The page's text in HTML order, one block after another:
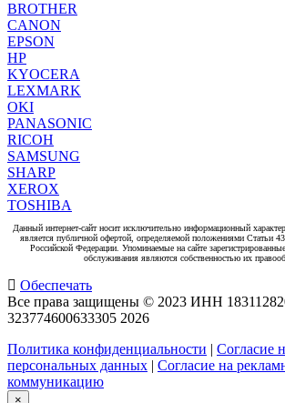
BROTHER
CANON
EPSON
HP
KYOCERA
LEXMARK
OKI
PANASONIC
RICOH
SAMSUNG
SHARP
XEROX
TOSHIBA
Данный интернет-сайт носит исключительно информационный
является публичной офертой, определяемой положениями Статьи
Российской Федерации. Упоминаемые на сайте
обслуживания являются собственностью их
Обеспечать
Все права защищены © 2023 ИНН
323774600633305 2026
Политика конфиденциальности | Согласие
персональных данных | Согласие на
коммуникацию
×